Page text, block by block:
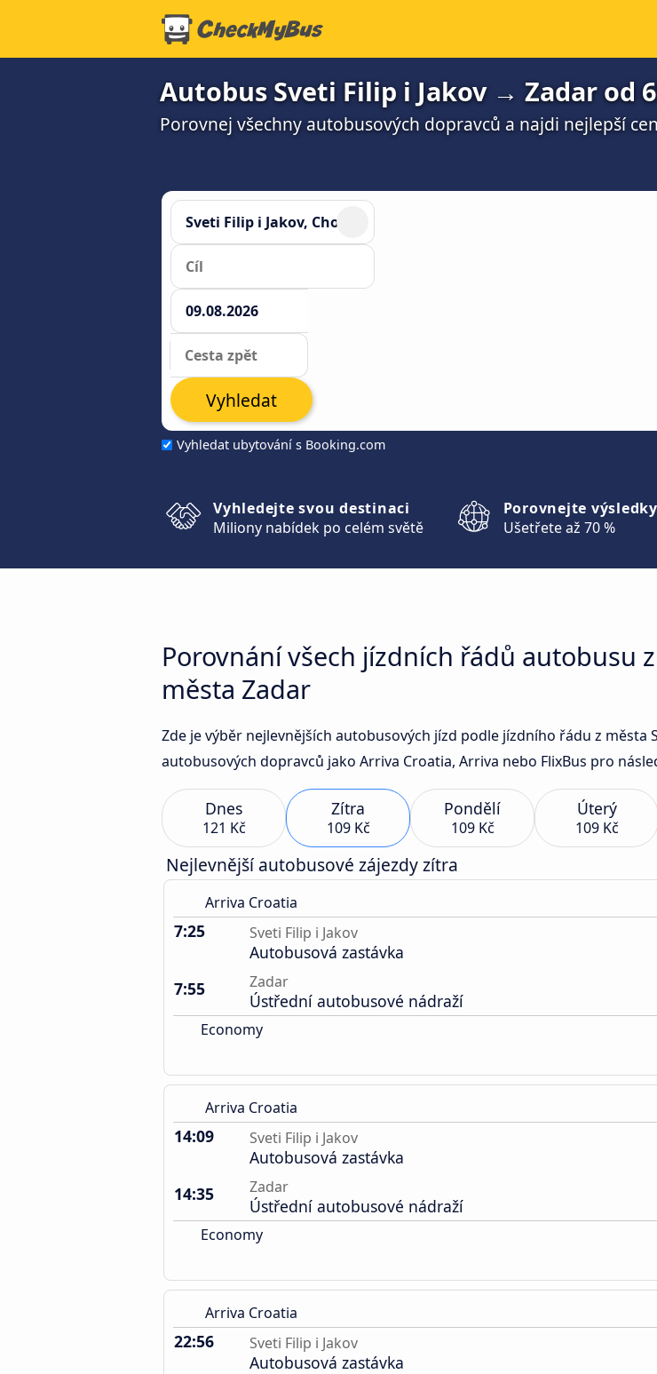
Autobus Sveti Filip i Jakov → Zadar od
Porovnej všechny autobusových dopravců a najdi nejlepší
Vyhledat ubytování s Booking.com
Vyhledat
Vyhledejte svou destinaci
Miliony nabídek po celém světě
Porovnejte výsledky
Ušetřete až 70 %
Porovnání všech jízdních řádů autobusu
města Zadar
Zde je výběr nejlevnějších autobusových jízd podle jízdního řádu z města
autobusových dopravců jako Arriva Croatia, Arriva nebo FlixBus pro
Dnes
121 Kč
Zítra
109 Kč
Pondělí
109 Kč
Úterý
109 Kč
Nejlevnější autobusové zájezdy zítra
Arriva Croatia
7:25 Sveti Filip i Jakov
Autobusová zastávka
7:55
Zadar
Ústřední autobusové nádraží
Economy
Arriva Croatia
14:09 Sveti Filip i Jakov
Autobusová zastávka
14:35
Zadar
Ústřední autobusové nádraží
Economy
Arriva Croatia
22:56 Sveti Filip i Jakov
Autobusová zastávka